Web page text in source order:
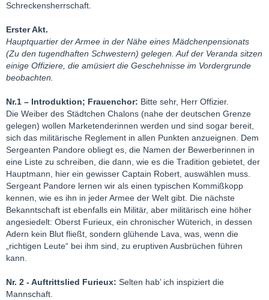
Schreckensherrschaft.
Erster Akt.
Hauptquartier der Armee in der Nähe eines Mädchenpensionats
(Zu den tugendhaften Schwestern) gelegen.Auf der Veranda sitzen
einige Offiziere, die amüsiert die Geschehnisse im Vordergrunde
beobachten.
Nr.1 – Introduktion; Frauenchor: Bitte sehr, Herr Offizier.
Die Weiber des Städtchen Chalons (nahe der deutschen Grenze
gelegen) wollen Marketenderinnen werden und sind sogar bereit,
sich das militärische Reglement in allen Punkten anzueignen. Dem
Sergeanten Pandore obliegt es, die Namen der Bewerberinnen in
eine Liste zu schreiben, die dann, wie es die Tradition gebietet, der
Hauptmann, hier ein gewisser Captain Robert, auswählen muss.
Sergeant Pandore lernen wir als einen typischen Kommißkopp
kennen, wie es ihn in jeder Armee der Welt gibt. Die nächste
Bekanntschaft ist ebenfalls ein Militär, aber militärisch eine höher
angesiedelt: Oberst Furieux, ein chronischer Wüterich, in dessen
Adern kein Blut fließt, sondern glühende Lava, was, wenn die
„richtigen Leute“ bei ihm sind, zu eruptiven Ausbrüchen führen
kann.
Nr. 2 - Auftrittslied Furieux: Selten hab’ ich inspiziert die
Mannschaft.